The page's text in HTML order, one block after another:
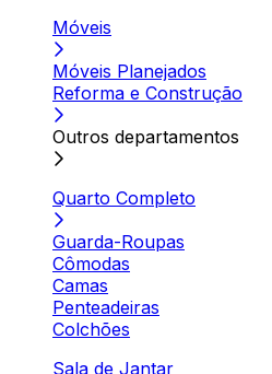
Móveis
Móveis Planejados
Reforma e Construção
Outros departamentos
Quarto Completo
Guarda-Roupas
Cômodas
Camas
Penteadeiras
Colchões
Sala de Jantar